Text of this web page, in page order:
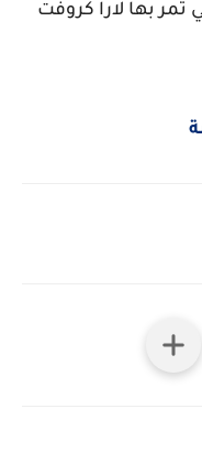
بها لارا كروفت